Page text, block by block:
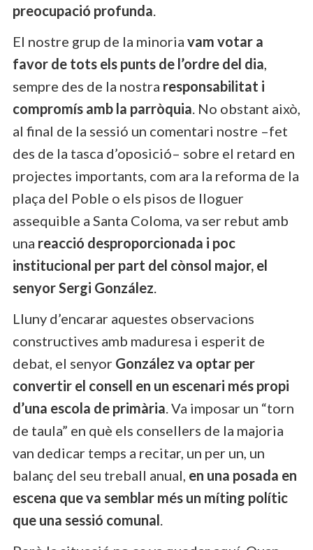
preocupació profunda.
El nostre grup de la minoria vam votar a
favor de tots els punts de l’ordre del dia,
sempre des de la nostra responsabilitat i
compromís amb la parròquia. No obstant això,
al final de la sessió un comentari nostre –fet
des de la tasca d’oposició– sobre el retard en
projectes importants, com ara la reforma de la
plaça del Poble o els pisos de lloguer
assequible a Santa Coloma, va ser rebut amb
una reacció desproporcionada i poc
institucional per part del cònsol major, el
senyor Sergi González.
Lluny d’encarar aquestes observacions
constructives amb maduresa i esperit de
debat, el senyor González va optar per
convertir el consell en un escenari més propi
d’una escola de primària. Va imposar un “torn
de taula” en què els consellers de la majoria
van dedicar temps a recitar, un per un, un
balanç del seu treball anual, en una posada en
escena que va semblar més un míting polític
que una sessió comunal.